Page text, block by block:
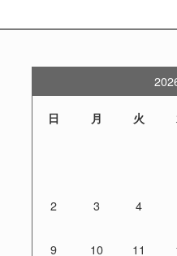
日 月 火
2 3 4
9 10 11